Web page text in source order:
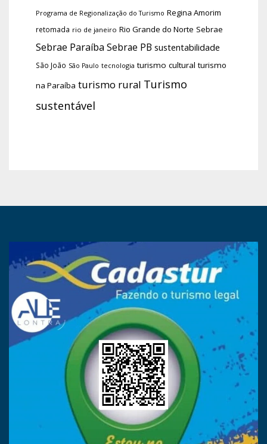
Programa de Regionalização do Turismo Regina Amorim
retomada rio de janeiro Rio Grande do Norte Sebrae
Sebrae Paraíba Sebrae PB sustentabilidade
São João São Paulo tecnologia turismo cultural turismo
na Paraíba turismo rural Turismo
sustentável